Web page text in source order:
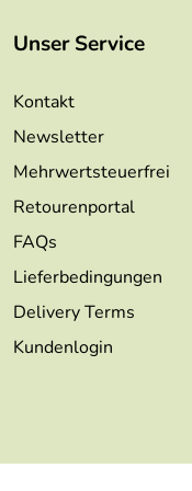
Unser Service
Kontakt
Newsletter
Mehrwertsteuerfrei
Retourenportal
FAQs
Lieferbedingungen
Delivery Terms
Kundenlogin